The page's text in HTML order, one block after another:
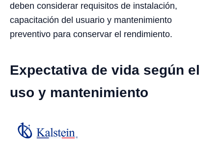
deben considerar requisitos de instalación,
capacitación del usuario y mantenimiento
preventivo para conservar el rendimiento.
Expectativa de vida según el
uso y mantenimiento